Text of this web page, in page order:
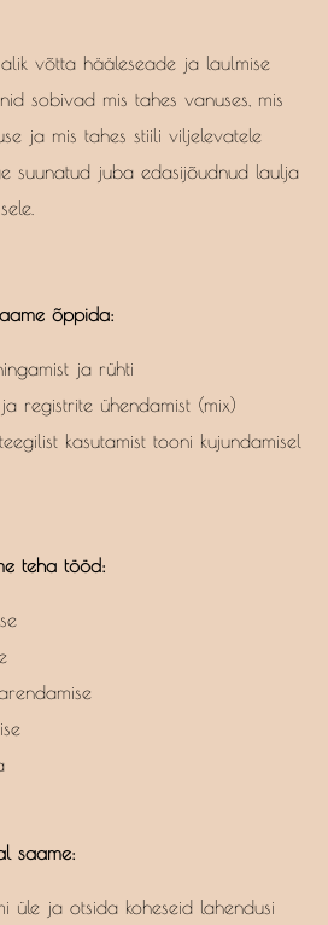
võtta hääleseade ja laulmise
sobivad mis tahes vanuses, mis
ja mis tahes stiili viljelevatele
suunatud juba edasijõudnud laulja
õppida:
ja rühti
registrite ühendamist (mix)
kasutamist tooni kujundamisel
teha tööd:
saame:
üle ja otsida koheseid lahendusi